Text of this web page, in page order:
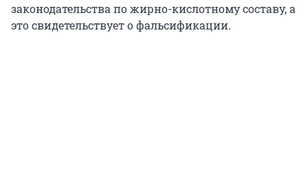
законодательства по жирно-кислотному составу, а
это свидетельствует о фальсификации.